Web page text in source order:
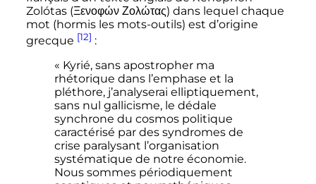
Zolótas (Ξενοφών Ζολώτας) dans lequel chaque
mot (hormis les mots-outils) est d’origine
grecque [12] :
« Kyrié, sans apostropher ma
rhétorique dans l’emphase et la
pléthore, j’analyserai elliptiquement,
sans nul gallicisme, le dédale
synchrone du cosmos politique
caractérisé par des syndromes de
crise paralysant l’organisation
systématique de notre économie.
Nous sommes périodiquement